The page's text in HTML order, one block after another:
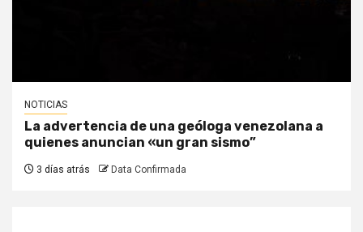
NOTICIAS
La advertencia de una geóloga venezolana a
quienes anuncian «un gran sismo”
3 días atrás Data Confirmada